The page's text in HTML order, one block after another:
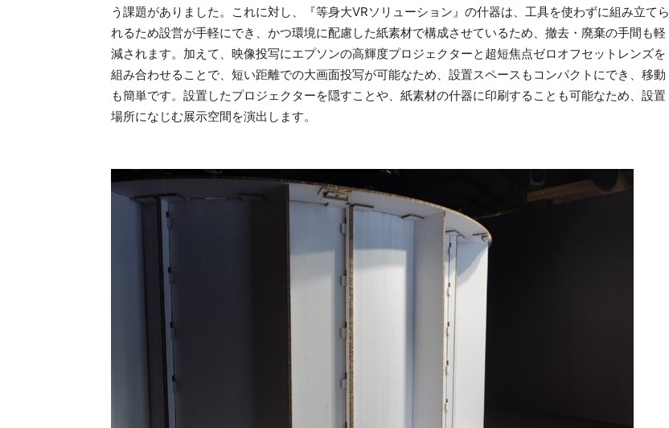
う課題がありました。これに対し、『等身大VRソリューション』の什器は、工具を使わずに組み立てら
れるため設営が手軽にでき、かつ環境に配慮した紙素材で構成させているため、撤去・廃棄の手間も軽
減されます。加えて、映像投写にエプソンの高輝度プロジェクターと超短焦点ゼロオフセットレンズを
組み合わせることで、短い距離での大画面投写が可能なため、設置スペースもコンパクトにでき、移動
も簡単です。設置したプロジェクターを隠すことや、紙素材の什器に印刷することも可能なため、設置
場所になじむ展示空間を演出します。